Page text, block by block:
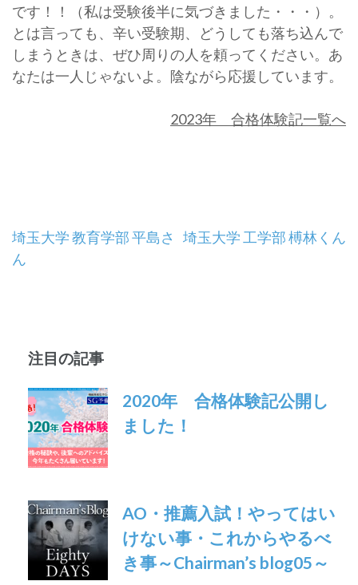
です！！（私は受験後半に気づきました・・・）。
とは言っても、辛い受験期、どうしても落ち込んで
しまうときは、ぜひ周りの人を頼ってください。あ
なたは一人じゃないよ。陰ながら応援しています。
2023年 合格体験記一覧へ
投
稿
ゲ
ー
シ
ョ
ン
埼玉大学 教育学部 平島さ
ん
埼玉大学 工学部 榑林くん
注目の記事
2020年 合格体験記公開し
ました！
AO・推薦入試！やってはい
けない事・これからやるべ
き事～Chairman’s blog05～